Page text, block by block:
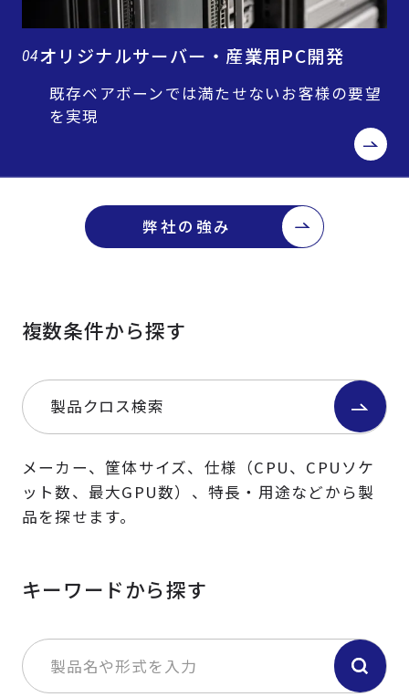
04オリジナルサーバー・産業用PC開発
既存ベアボーンでは満たせないお客様の要望
を実現
弊社の強み
複数条件から探す
製品クロス検索
メーカー、筐体サイズ、仕様（CPU、CPUソケ
ット数、最大GPU数）、特長・用途などから製
品を探せます。
キーワードから探す